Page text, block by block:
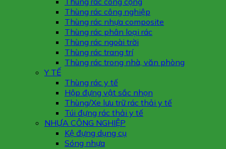
Thùng rác công nghiệp
Thùng rác nhựa composite
Thùng rác phân loại rác
Thùng rác ngoài trời
Thùng rác trang trí
Thùng rác trong nhà, văn phòng
Y TẾ
Thùng rác y tế
Hộp đựng vật sắc nhọn
Thùng/Xe lưu trữ rác thải y tế
Túi đựng rác thải y tế
NHỰA CÔNG NGHIỆP
Kệ đựng dụng cụ
Sóng nhựa